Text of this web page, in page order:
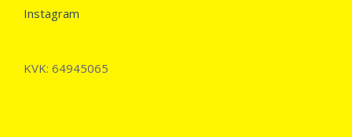
Instagram
KVK: 64945065